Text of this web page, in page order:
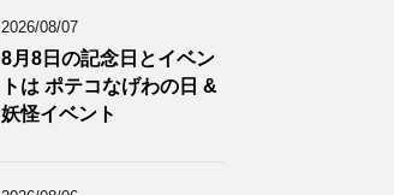
2026/08/07
8月8日の記念日とイベン
トは ポテコなげわの日 &
妖怪イベント